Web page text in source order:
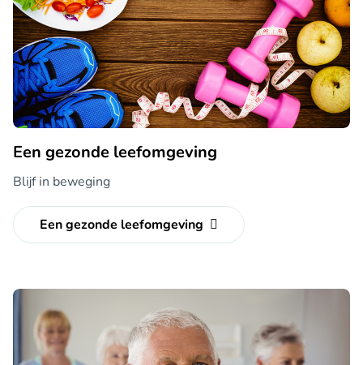
Een gezonde leefomgeving
Blijf in beweging
Een gezonde leefomgeving